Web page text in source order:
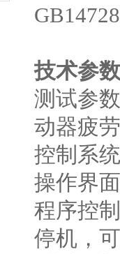
技术参
测试参
动器疲
控制系
操作界
程序控
停机，